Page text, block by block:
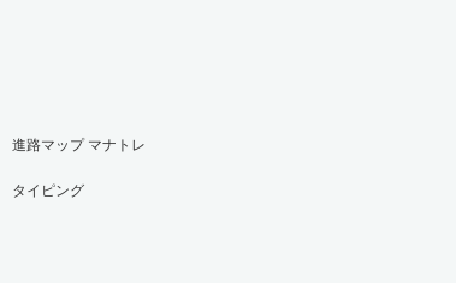
進路マップ マナトレ
タイピング